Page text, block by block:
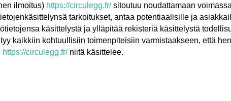
ilmoitus) https://circulegg.fr/sitoutuu noudattamaan
tarkoitukset, antaa potentiaalisille ja
käsittelystä ja ylläpitää rekisteriä käsittelystä
kaikkiin kohtuullisiin toimenpiteisiin varmistaakseen, että
https://circulegg.fr/niitä käsittelee.